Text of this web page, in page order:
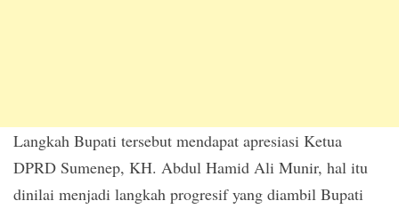
Langkah Bupati tersebut mendapat apresiasi Ketua
DPRD Sumenep, KH. Abdul Hamid Ali Munir, hal itu
dinilai menjadi langkah progresif yang diambil Bupati